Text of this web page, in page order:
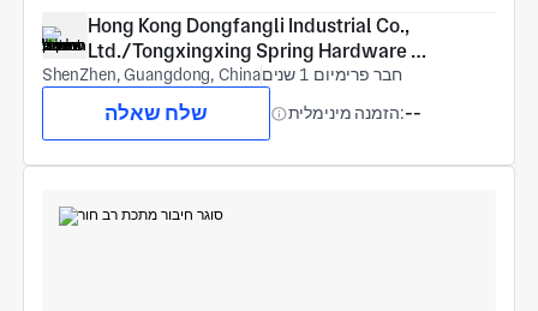
Hong Kong Dongfangli Industrial Co.,
Ltd./Tongxingxing Spring Hardware
(Shenzhen) Co., Ltd
ShenZhen, Guangdong, China חבר פרימיום 1 שנים
שלח שאלה הזמנה מינימלית:--